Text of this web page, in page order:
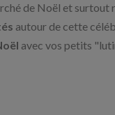
de Noël et surtout
autour de cette
avec vos petits